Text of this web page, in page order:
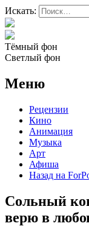
Искать:
Тёмный фон
Светлый фон
Меню
Рецензии
Кино
Анимация
Музыка
Арт
Афиша
Назад на
Сольный
верю в